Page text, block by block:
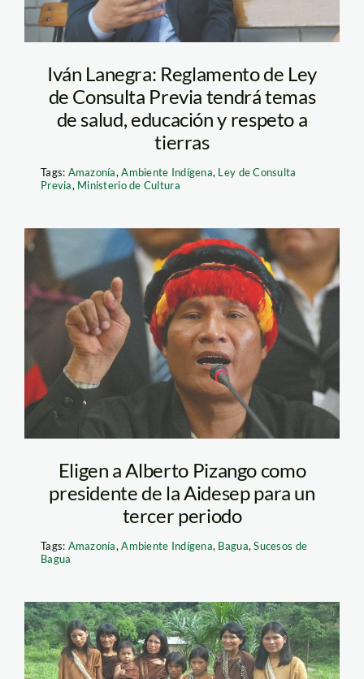
Iván Lanegra: Reglamento de Ley
de Consulta Previa tendrá temas
de salud, educación y respeto a
tierras
Tags: Amazonía,Ambiente Indígena, Ley de Consulta
Previa, Ministerio de Cultura
pizango_alberto_andina_1
Eligen a Alberto Pizango como
presidente de la Aidesep para un
tercer periodo
Tags: Amazonía,Ambiente Indígena, Bagua,Sucesos de
Bagua